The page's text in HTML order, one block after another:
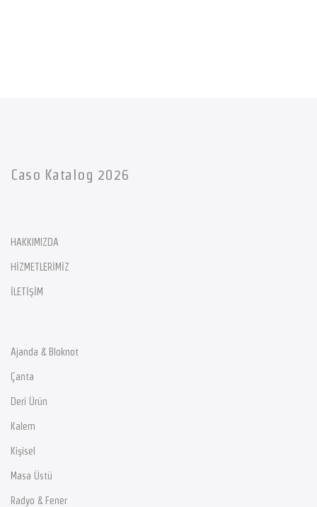
Caso Katalog 2026
HAKKIMIZDA
HİZMETLERİMİZ
İLETİŞİM
Ajanda & Bloknot
Çanta
Deri Ürün
Kalem
Kişisel
Masa Üstü
Radyo & Fener